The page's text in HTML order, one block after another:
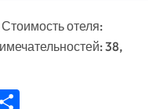
отеля:
38,